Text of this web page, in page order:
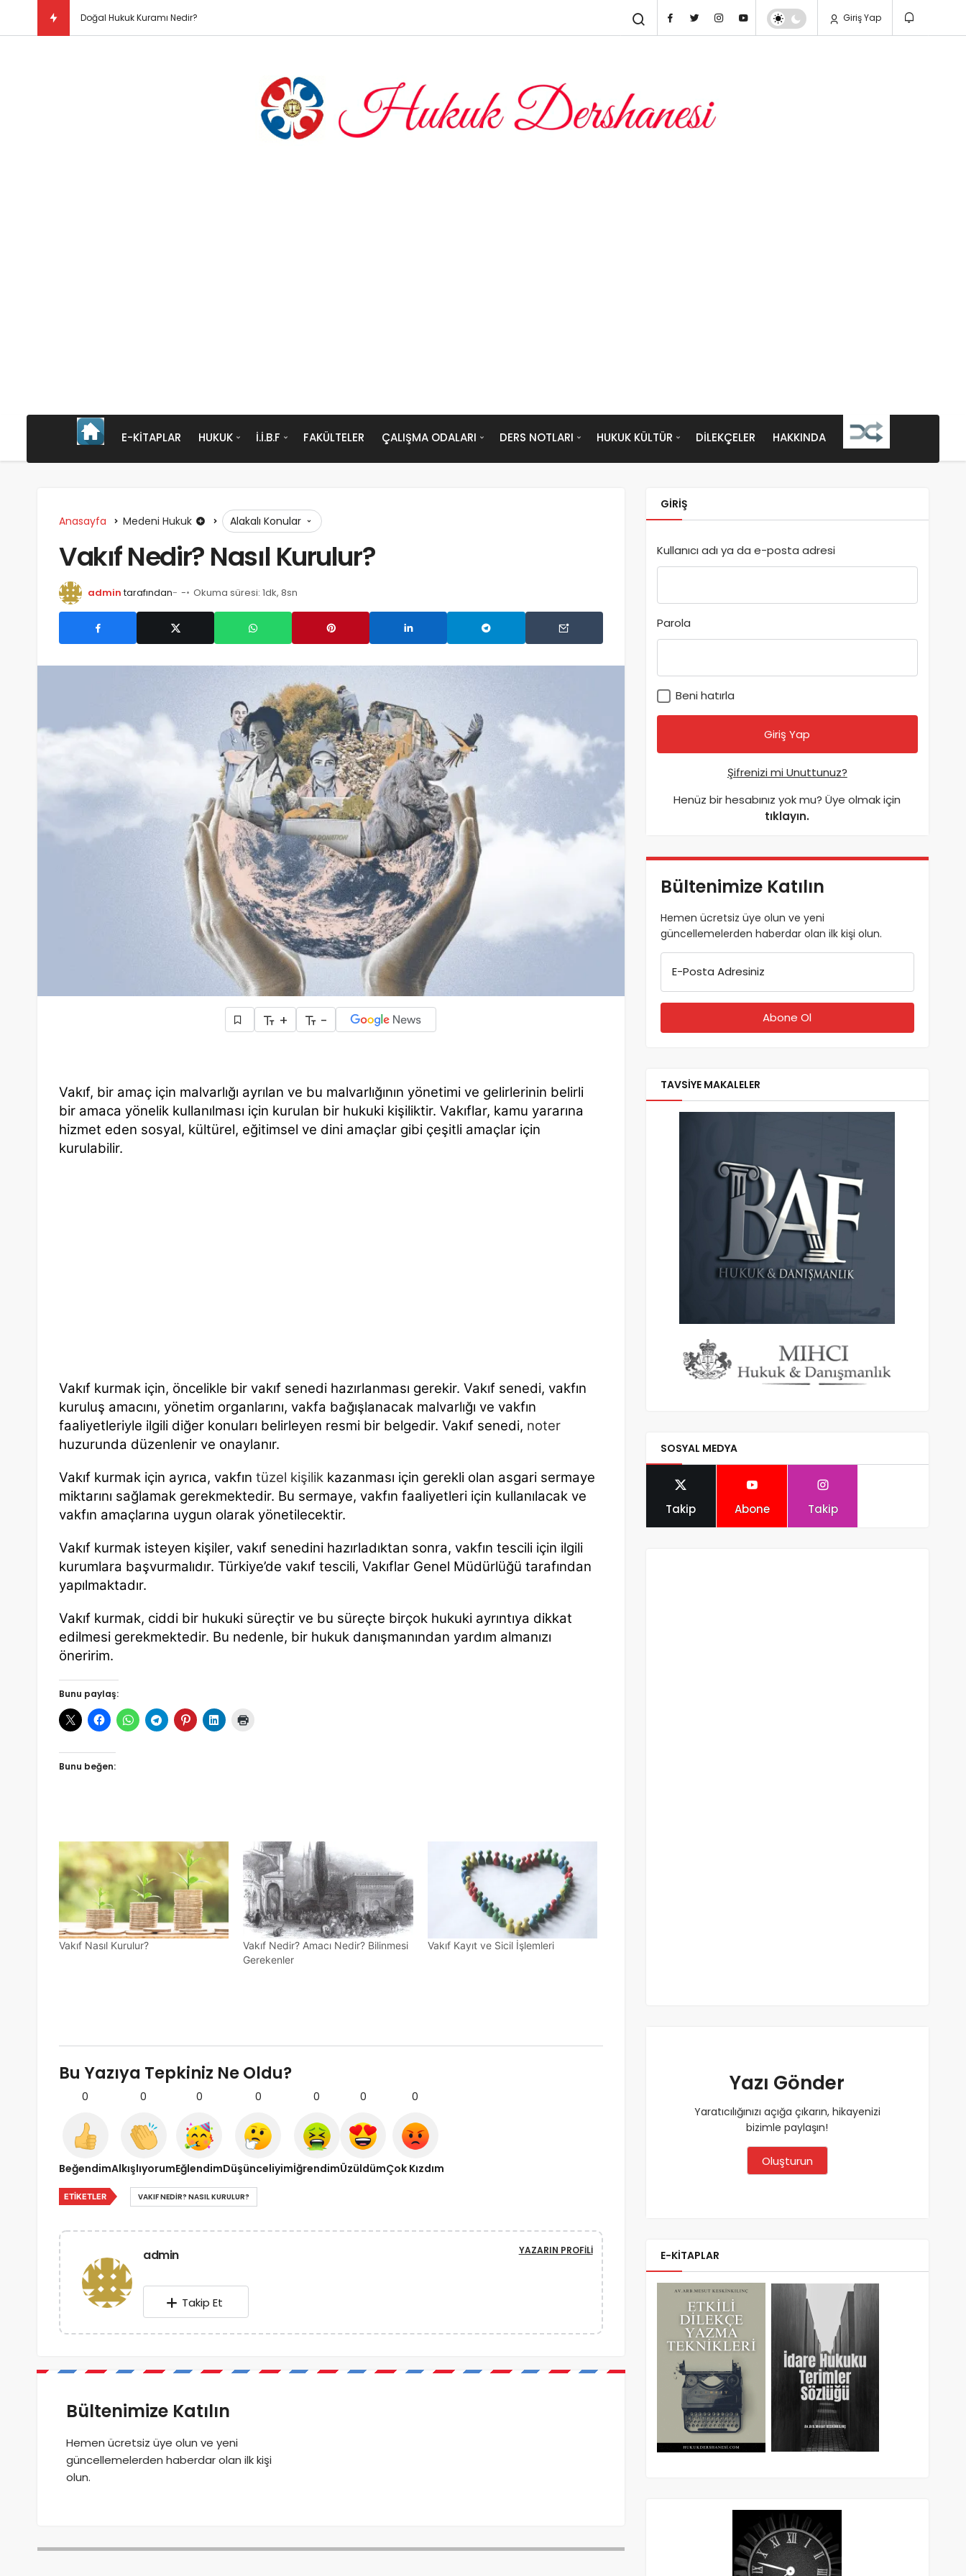
Doğal Hukuk Kuramı Nedir? Giriş Yap
E-KITAPLAR HUKUK İ.İ.B.F FAKÜLTELER ÇALIŞMA ODALARI DERS NOTLARI HUKUK KÜLTÜR DILEKÇELER HAKKINDA
Anasayfa Medeni Hukuk Alakalı Konular
Vakıf Nedir? Nasıl Kurulur?
admin tarafından - Okuma süresi: 1dk, 8sn
+ -
Vakıf, bir amaç için malvarlığı ayrılan ve bu malvarlığının yönetimi ve gelirlerinin belirli
bir amaca yönelik kullanılması için kurulan bir hukuki kişiliktir. Vakıflar, kamu yararına
hizmet eden sosyal, kültürel, eğitimsel ve dini amaçlar gibi çeşitli amaçlar için
kurulabilir.
Vakıf kurmak için, öncelikle bir vakıf senedi hazırlanması gerekir. Vakıf senedi, vakfın
kuruluş amacını, yönetim organlarını, vakfa bağışlanacak malvarlığı ve vakfın
faaliyetleriyle ilgili diğer konuları belirleyen resmi bir belgedir. Vakıf senedi, noter
huzurunda düzenlenir ve onaylanır.
Vakıf kurmak için ayrıca, vakfın tüzel kişilik kazanması için gerekli olan asgari sermaye
miktarını sağlamak gerekmektedir. Bu sermaye, vakfın faaliyetleri için kullanılacak ve
vakfın amaçlarına uygun olarak yönetilecektir.
Vakıf kurmak isteyen kişiler, vakıf senedini hazırladıktan sonra, vakfın tescili için ilgili
kurumlara başvurmalıdır. Türkiye’de vakıf tescili, Vakıflar Genel Müdürlüğü tarafından
yapılmaktadır.
Vakıf kurmak, ciddi bir hukuki süreçtir ve bu süreçte birçok hukuki ayrıntıya dikkat
edilmesi gerekmektedir. Bu nedenle, bir hukuk danışmanından yardım almanızı
öneririm.
Bunu paylaş:
Bunu beğen:
Vakıf Nasıl Kurulur?
Vakıf Nedir? Amacı Nedir? Bilinmesi
Gerekenler
Vakıf Kayıt ve Sicil İşlemleri
Bu Yazıya Tepkiniz Ne Oldu?
0
Beğendim
0
Alkışlıyorum
0
Eğlendim
0
Düşünceliyim
0
İğrendim
0
Üzüldüm
0
Çok Kızdım
ETIKETLER VAKIF NEDIR? NASIL KURULUR?
admin YAZARIN PROFILI
Takip Et
Bültenimize Katılın
Hemen ücretsiz üye olun ve yeni
güncellemelerden haberdar olan ilk kişi
olun.
GIRIŞ
Kullanıcı adı ya da e-posta adresi
Parola
Beni hatırla
Şifrenizi mi Unuttunuz?
Henüz bir hesabınız yok mu? Üye olmak için
tıklayın.
Bültenimize Katılın
Hemen ücretsiz üye olun ve yeni
güncellemelerden haberdar olan ilk kişi olun.
E-Posta Adresiniz
TAVSİYE MAKALELER
SOSYAL MEDYA
Takip Abone Takip
Yazı Gönder
Yaratıcılığınızı açığa çıkarın, hikayenizi
bizimle paylaşın!
Oluşturun
E-KİTAPLAR